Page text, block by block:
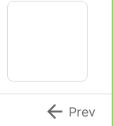
 Prev